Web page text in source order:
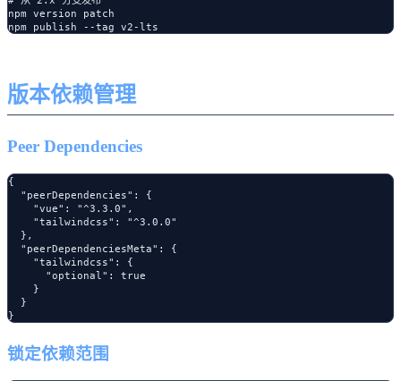
npm version patch
版本依赖管理
Peer Dependencies
{
  "peerDependencies": {
    "vue": "^3.3.0",
    "tailwindcss": "^3.0.0"
  },
  "peerDependenciesMeta": {
    "tailwindcss": {
      "optional": true
    }
  }
锁定依赖范围